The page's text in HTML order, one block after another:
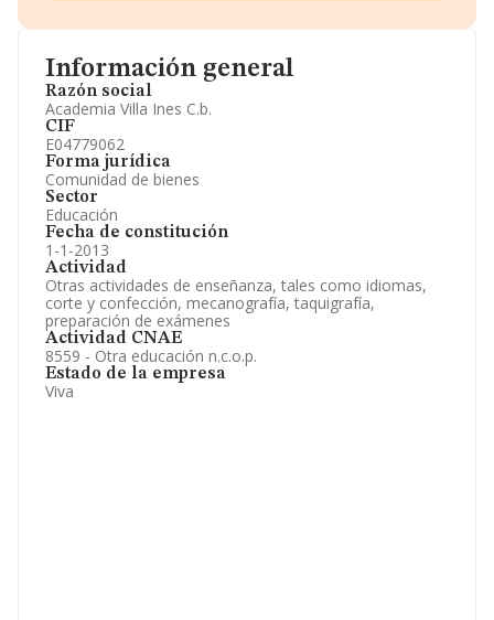
Información general
Razón social
Academia Villa Ines C.b.
CIF
E04779062
Forma jurídica
Comunidad de bienes
Sector
Educación
Fecha de constitución
1-1-2013
Actividad
Otras actividades de enseñanza, tales como idiomas,
corte y confección, mecanografía, taquigrafía,
preparación de exámenes
Actividad CNAE
8559 - Otra educación n.c.o.p.
Estado de la empresa
Viva
Información oficial y registral complementaria.